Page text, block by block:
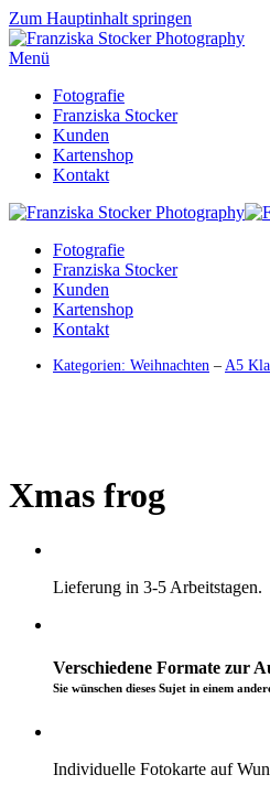
Zum Hauptinhalt springen
Menü
Fotografie
Franziska Stocker
Kunden
Kartenshop
Kontakt
Fotografie
Franziska Stocker
Kunden
Kartenshop
Kontakt
Kategorien: Weihnachten – A5
Xmas frog
Lieferung in 3-5 Arbeitstagen.
Verschiedene Formate zur
Sie wünschen dieses Sujet in einem
Individuelle Fotokarte auf